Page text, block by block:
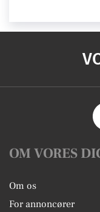
OM VORES
Om os
For annoncører